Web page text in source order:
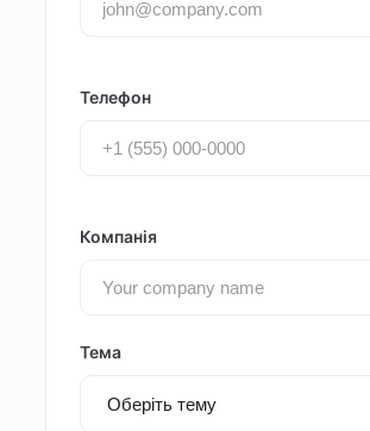
Телефон
Компанія
Тема